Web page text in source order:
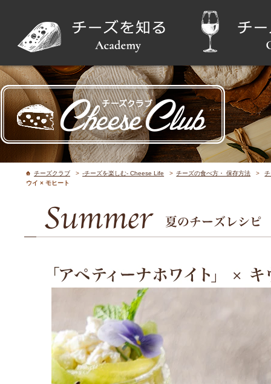
チーズクラブ > -チーズを楽しむ- Cheese Life > チーズの食べ方・ 保存方法 >
ウイ × モヒート